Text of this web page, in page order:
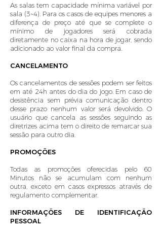
As salas tem capacidade mínima variável por
sala (3~4). Para os casos de equipes menores a
diferença de preço até que se complete o
mínimo de jogadores será cobrada
diretamente no caixa na hora de jogar, sendo
adicionado ao valor final da compra.
CANCELAMENTO
Os cancelamentos de sessões podem ser feitos
em até 24h antes do dia do jogo. Em caso de
desistência sem prévia comunicação dentro
desse prazo nenhum valor será devolvido. O
usuário que cancela as sessões seguindo as
diretrizes acima tem o direito de remarcar sua
sessão para outro dia.
PROMOÇÕES
Todas as promoções oferecidas pelo 60
Minutos não se acumulam com nenhum
outra, exceto em casos expressos através de
regulamento complementar.
INFORMAÇÕES DE IDENTIFICAÇÃO
PESSOAL